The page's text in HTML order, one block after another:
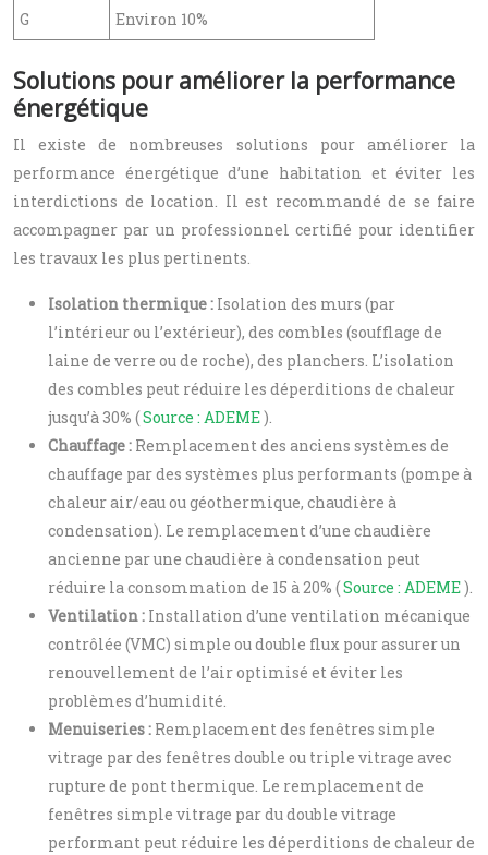
G
Environ 10%
Solutions pour améliorer la performance
énergétique
Il existe de nombreuses solutions pour améliorer la
performance énergétique d’une habitation et éviter les
interdictions de location. Il est recommandé de se faire
accompagner par un professionnel certifié pour identifier
les travaux les plus pertinents.
Isolation thermique : Isolation des murs (par
l’intérieur ou l’extérieur), des combles (soufflage de
laine de verre ou de roche), des planchers. L’isolation
des combles peut réduire les déperditions de chaleur
jusqu’à 30% (Source : ADEME).
Chauffage : Remplacement des anciens systèmes de
chauffage par des systèmes plus performants (pompe à
chaleur air/eau ou géothermique, chaudière à
condensation). Le remplacement d’une chaudière
ancienne par une chaudière à condensation peut
réduire la consommation de 15 à 20% (Source : ADEME).
Ventilation : Installation d’une ventilation mécanique
contrôlée (VMC) simple ou double flux pour assurer un
renouvellement de l’air optimisé et éviter les
problèmes d’humidité.
Menuiseries : Remplacement des fenêtres simple
vitrage par des fenêtres double ou triple vitrage avec
rupture de pont thermique. Le remplacement de
fenêtres simple vitrage par du double vitrage
performant peut réduire les déperditions de chaleur de